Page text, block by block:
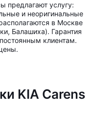
предлагают услугу:
и неоригинальные
в Москве
Балашиха). Гарантия
клиентам.
KIA Carens